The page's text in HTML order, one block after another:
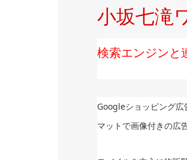
小坂七滝
検索エンジンと
Googleショッピング
マットで画像付きの広